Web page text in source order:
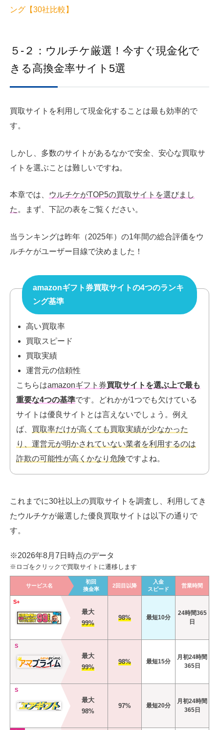
ング【30社比較】
５-２：ウルチケ厳選！今すぐ現金化で
きる高換金率サイト5選
買取サイトを利用して現金化することは最も効率的で
す。
しかし、多数のサイトがあるなかで安全、安心な買取サ
イトを選ぶこと は難しいですね。
本章では、
ウルチケがTOP5の買取サイトを選びまし
た 。まず、下記の表をご覧ください。
当ランキングは昨年（2025年）の1年間の総合評価をウ
ルチケがユーザー目線で決めました！
amazonギフト券買取サイトの4つのランキ
ング基準
高い買取率
買取スピード
買取実績
運営元の信頼性
こちらはamazonギフト券買取サイトを選ぶ上で最も
重要な4つの基準です。
どれかが1つでも欠けている
サイトは優良サイトとは言えないでしょう。例え
ば、 買取率だけが高くても買取実績が少なかった
り、運営元が明かされていない業者を利用するのは
詐欺の可能性が高くかなり危険ですよね。
これまでに30社以上の買取サイトを調査し、利用してき
たウルチケが厳選した優良買取サイトは以下の通りで
す。
※2026年8月7日時点のデータ
※ロゴをクリックで買取サイトに遷移します
サービス名
初回
換金率
2回目以降
入金
スピード
営業時間
S+
最大
99%
98% 最短10分
24時間365
日
S
最大
99%
98% 最短15分
月初24時間
365日
S
最大
98%
97% 最短20分
月初24時間
365日